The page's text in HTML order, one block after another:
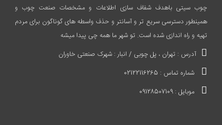
چوب سیتی باهدف شفاف سازی اطلاعات و مشخصات صنعت چوب و
همینطور دسترسی سریع تر و آسانتر و حذف واسطه های گوناگون برای مردم
تهیه و راه اندازی شده است. تو شهر ما همه چی پیدا میشه
آدرس : تهران ، پل چوبی / انبار : شهرک صنعتی خاوران
شماره تماس : 02122116265
موبایل : 09128507109